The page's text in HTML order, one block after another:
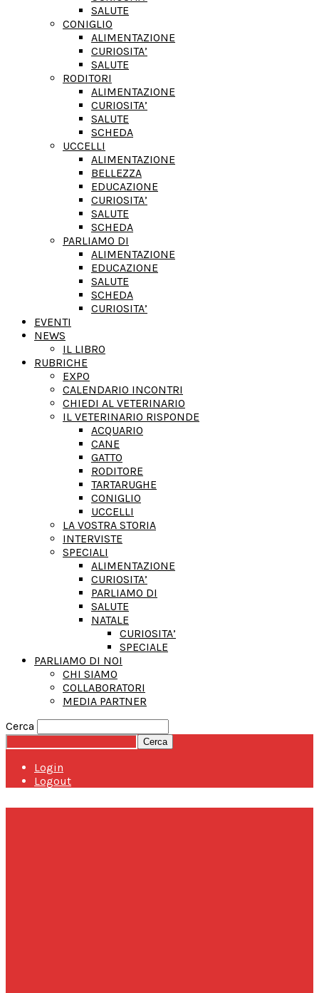
SALUTE
CONIGLIO
ALIMENTAZIONE
CURIOSITA’
SALUTE
RODITORI
ALIMENTAZIONE
CURIOSITA’
SALUTE
SCHEDA
UCCELLI
ALIMENTAZIONE
BELLEZZA
EDUCAZIONE
CURIOSITA’
SALUTE
SCHEDA
PARLIAMO DI
ALIMENTAZIONE
EDUCAZIONE
SALUTE
SCHEDA
CURIOSITA’
EVENTI
NEWS
IL LIBRO
RUBRICHE
EXPO
CALENDARIO INCONTRI
CHIEDI AL VETERINARIO
IL VETERINARIO RISPONDE
ACQUARIO
CANE
GATTO
RODITORE
TARTARUGHE
CONIGLIO
UCCELLI
LA VOSTRA STORIA
INTERVISTE
SPECIALI
ALIMENTAZIONE
CURIOSITA’
PARLIAMO DI
SALUTE
NATALE
CURIOSITA’
SPECIALE
PARLIAMO DI NOI
CHI SIAMO
COLLABORATORI
MEDIA PARTNER
Cerca
Login
Logout